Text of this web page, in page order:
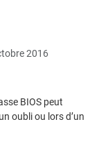
2016
BIOS peut
oubli ou lors d’un